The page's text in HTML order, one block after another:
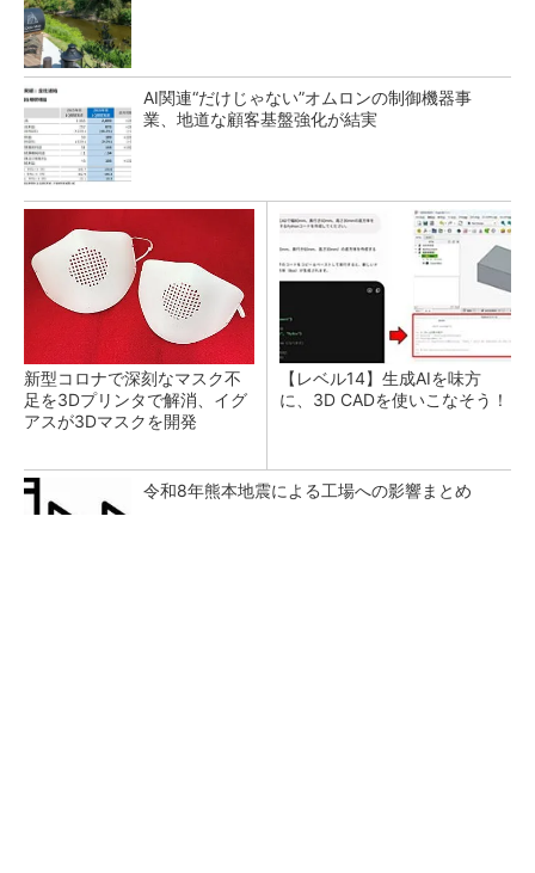
AI関連“だけじゃない”オムロンの制御機器事
業、地道な顧客基盤強化が結実
新型コロナで深刻なマスク不
足を3Dプリンタで解消、イグ
アスが3Dマスクを開発
【レベル14】生成AIを味方
に、3D CADを使いこなそう！
令和8年熊本地震による工場への影響まとめ